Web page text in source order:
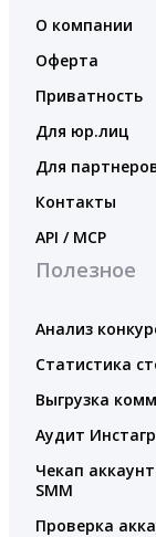
О компании
Оферта
Приватность
Для юр.лиц
Для
Контакты
API / MCP
Полезное
Анализ
Статистика
Выгрузка
Аудит
Чекап
SMM
Проверка